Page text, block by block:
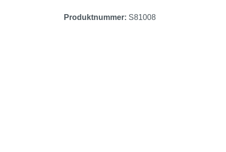
Produktnummer: S81008